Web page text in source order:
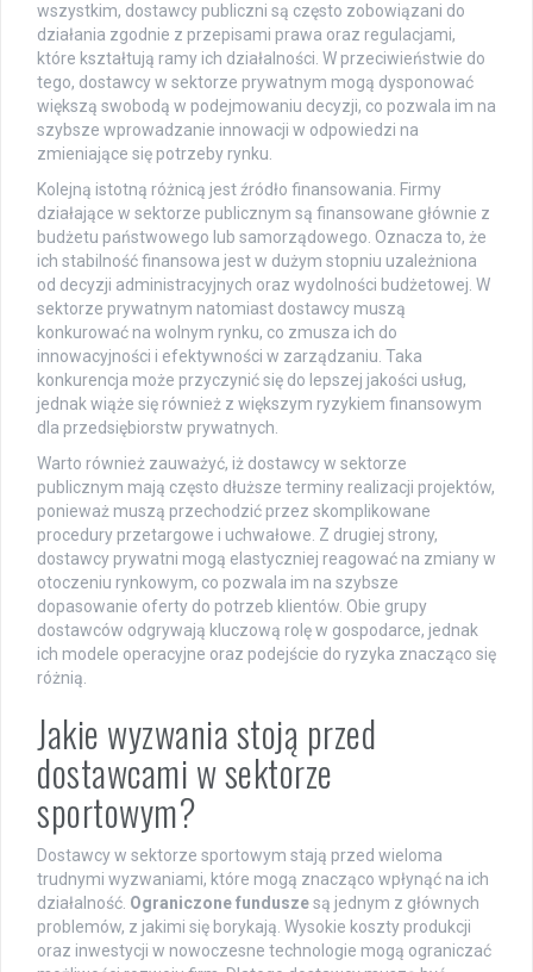
wszystkim, dostawcy publiczni są często zobowiązani do
działania zgodnie z przepisami prawa oraz regulacjami,
które kształtują ramy ich działalności. W przeciwieństwie do
tego, dostawcy w sektorze prywatnym mogą dysponować
większą swobodą w podejmowaniu decyzji, co pozwala im na
szybsze wprowadzanie innowacji w odpowiedzi na
zmieniające się potrzeby rynku.
Kolejną istotną różnicą jest źródło finansowania. Firmy
działające w sektorze publicznym są finansowane głównie z
budżetu państwowego lub samorządowego. Oznacza to, że
ich stabilność finansowa jest w dużym stopniu uzależniona
od decyzji administracyjnych oraz wydolności budżetowej. W
sektorze prywatnym natomiast dostawcy muszą
konkurować na wolnym rynku, co zmusza ich do
innowacyjności i efektywności w zarządzaniu. Taka
konkurencja może przyczynić się do lepszej jakości usług,
jednak wiąże się również z większym ryzykiem finansowym
dla przedsiębiorstw prywatnych.
Warto również zauważyć, iż dostawcy w sektorze
publicznym mają często dłuższe terminy realizacji projektów,
ponieważ muszą przechodzić przez skomplikowane
procedury przetargowe i uchwałowe. Z drugiej strony,
dostawcy prywatni mogą elastyczniej reagować na zmiany w
otoczeniu rynkowym, co pozwala im na szybsze
dopasowanie oferty do potrzeb klientów. Obie grupy
dostawców odgrywają kluczową rolę w gospodarce, jednak
ich modele operacyjne oraz podejście do ryzyka znacząco się
różnią.
Jakie wyzwania stoją przed
dostawcami w sektorze
sportowym?
Dostawcy w sektorze sportowym stają przed wieloma
trudnymi wyzwaniami, które mogą znacząco wpłynąć na ich
działalność. Ograniczone funduszesą jednym z głównych
problemów, z jakimi się borykają. Wysokie koszty produkcji
oraz inwestycji w nowoczesne technologie mogą ograniczać